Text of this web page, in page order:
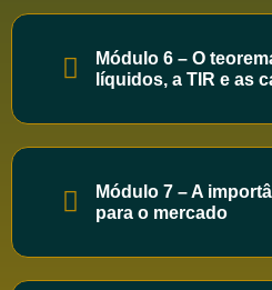
Módulo 6 – O
líquidos, a TIR e as
Módulo 7 – A
para o mercado